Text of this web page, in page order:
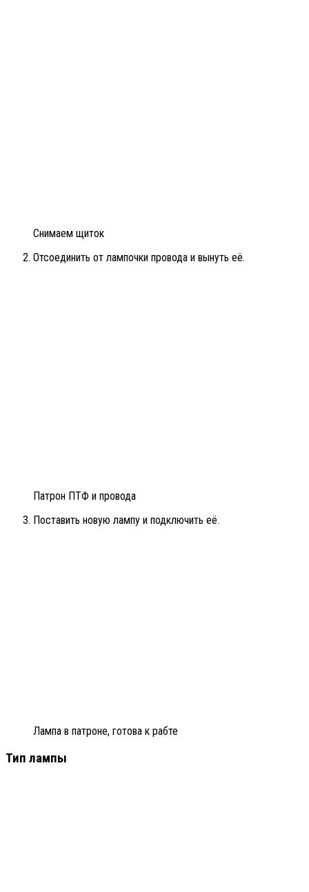
Снимаем щиток
Отсоединить от лампочки провода и вынуть её.
Патрон ПТФ и провода
Поставить новую лампу и подключить её.
Лампа в патроне, готова к рабте
Тип лампы